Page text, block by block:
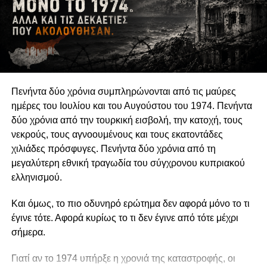
αναδεικνύουν παραμελημένα προβλήματα, να
υπερασπίζονται δικαιώματα και να συμβάλλουν στη
διαμόρφωση δημόσιων πολιτικών συνδέεται άμεσα με τη
διατήρηση της οργανωτικής και πνευματικής τους
αυτονομίας.
Η αυτονομία αυτή δεν συνεπάγεται πολιτική
ουδετερότητα. Μια οργάνωση μπορεί θεμιτά να
υποστηρίζει περιβαλλοντικές πολιτικές, κοινωνικά
δικαιώματα, θεσμικές μεταρρυθμίσεις ή συγκεκριμένες
νομοθετικές παρεμβάσεις. Μπορεί επίσης να ασκεί κριτική
στην κυβέρνηση, να συνεργάζεται με αιρετούς
εκπροσώπους ή να συμμετέχει σε διαδικασίες δημόσιας
ανοικτή, συμπεριληπτική και αποτελεσματική συμμετοχή
της κοινωνίας των πολιτών ως συστατικό στοιχείο της
δημοκρατικής διακυβέρνησης. Η πολιτική
δραστηριοποίηση, επομένως, δεν αναιρεί την ανεξαρτησία
Πενήντα δύο χρόνια συμπληρώνονται από τις μαύρες
ημέρες του Ιουλίου και του Αυγούστου του 1974. Πενήντα
δύο χρόνια από την τουρκική εισβολή, την κατοχή, τους
νεκρούς, τους αγνοουμένους και τους εκατοντάδες
χιλιάδες πρόσφυγες. Πενήντα δύο χρόνια από τη
μεγαλύτερη εθνική τραγωδία του σύγχρονου κυπριακού
ελληνισμού.
Και όμως, το πιο οδυνηρό ερώτημα δεν αφορά μόνο το τι
έγινε τότε. Αφορά κυρίως το τι δεν έγινε από τότε μέχρι
σήμερα.
Γιατί αν το 1974 υπήρξε η χρονιά της καταστροφής, οι